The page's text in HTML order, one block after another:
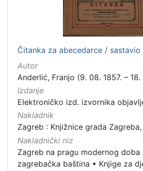
Čitanka za abecedarce / sastavio
Autor
Anderlić, Franjo (9. 08. 1857. – 18.
Izdanje
Elektroničko izd. izvornika
Nakladnik
Zagreb : Knjižnice grada
Nakladnički niz
Zagreb na pragu modernog doba
zagrebačka baština • Knjige za